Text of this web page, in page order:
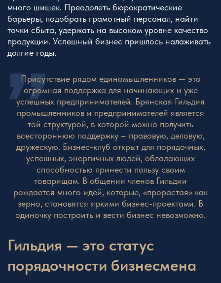
много шишек. Преодолеть бюрократические
барьеры, подобрать грамотный персонал, найти
точки сбыта, удержать на высоком уровне качество
продукции. Успешный бизнес пришлось налаживать
долгие годы.
Присутствие рядом единомышленников — это
огромная поддержка для начинающих и уже
успешных предпринимателей. Брянская Гильдия
промышленников и предпринимателей является
той структурой, в которой можно получить
всестороннюю поддержку – правовую, деловую,
дружескую. Бизнес-клуб открыт для порядочных,
успешных, энергичных людей, обладающих
способностью принести пользу своим
товарищам. В общении членов Гильдии
рождается много идей, которые, «прорастая» как
зерно, становятся яркими бизнес-проектами. В
одиночку построить и вести бизнес невозможно.
Гильдия — это статус
порядочности бизнесмена